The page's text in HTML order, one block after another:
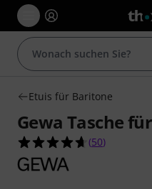
Etuis für Baritone
Gewa Tasche
4.7 von 5
(50)